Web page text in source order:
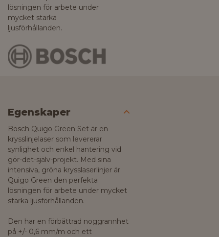
lösningen för arbete under
mycket starka
ljusförhållanden.
Egenskaper
Bosch Quigo Green Set är en
krysslinjelaser som levererar
synlighet och enkel hantering vid
gör-det-själv-projekt. Med sina
intensiva, gröna krysslaserlinjer är
Quigo Green den perfekta
lösningen för arbete under mycket
starka ljusförhållanden.
Den har en förbättrad noggrannhet
på +/- 0,6 mm/m och ett